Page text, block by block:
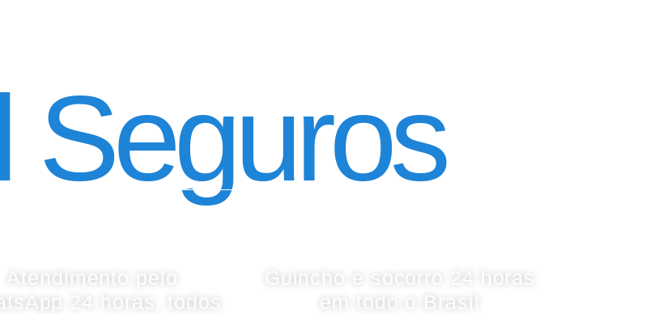
Seguros
Atendimento pelo
24 horas, todos
Guincho e socorro 24 horas
em todo o Brasil